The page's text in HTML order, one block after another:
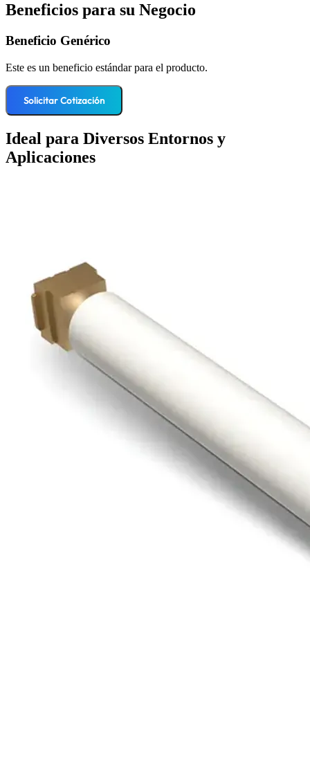
Beneficios para su Negocio
Beneficio Genérico
Este es un beneficio estándar para el producto.
Solicitar Cotización
Ideal para Diversos Entornos y
Aplicaciones